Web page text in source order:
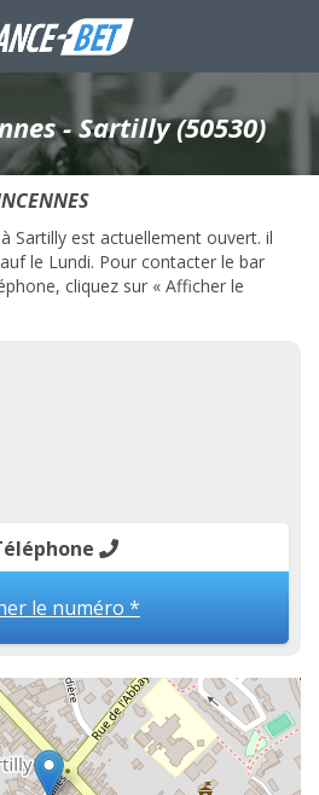
- Sartilly (50530)
Sartilly est actuellement ouvert. il
le Lundi. Pour contacter le bar
cliquez sur « Afficher le
le numéro *